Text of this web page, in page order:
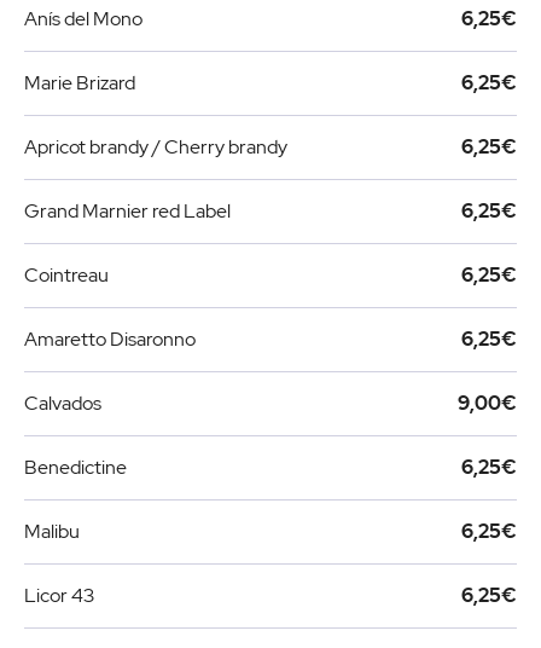
Anís del Mono 6,25€
Marie Brizard 6,25€
Apricot brandy / Cherry brandy 6,25€
Grand Marnier red Label 6,25€
Cointreau 6,25€
Amaretto Disaronno 6,25€
Calvados 9,00€
Benedictine 6,25€
Malibu 6,25€
Licor 43 6,25€